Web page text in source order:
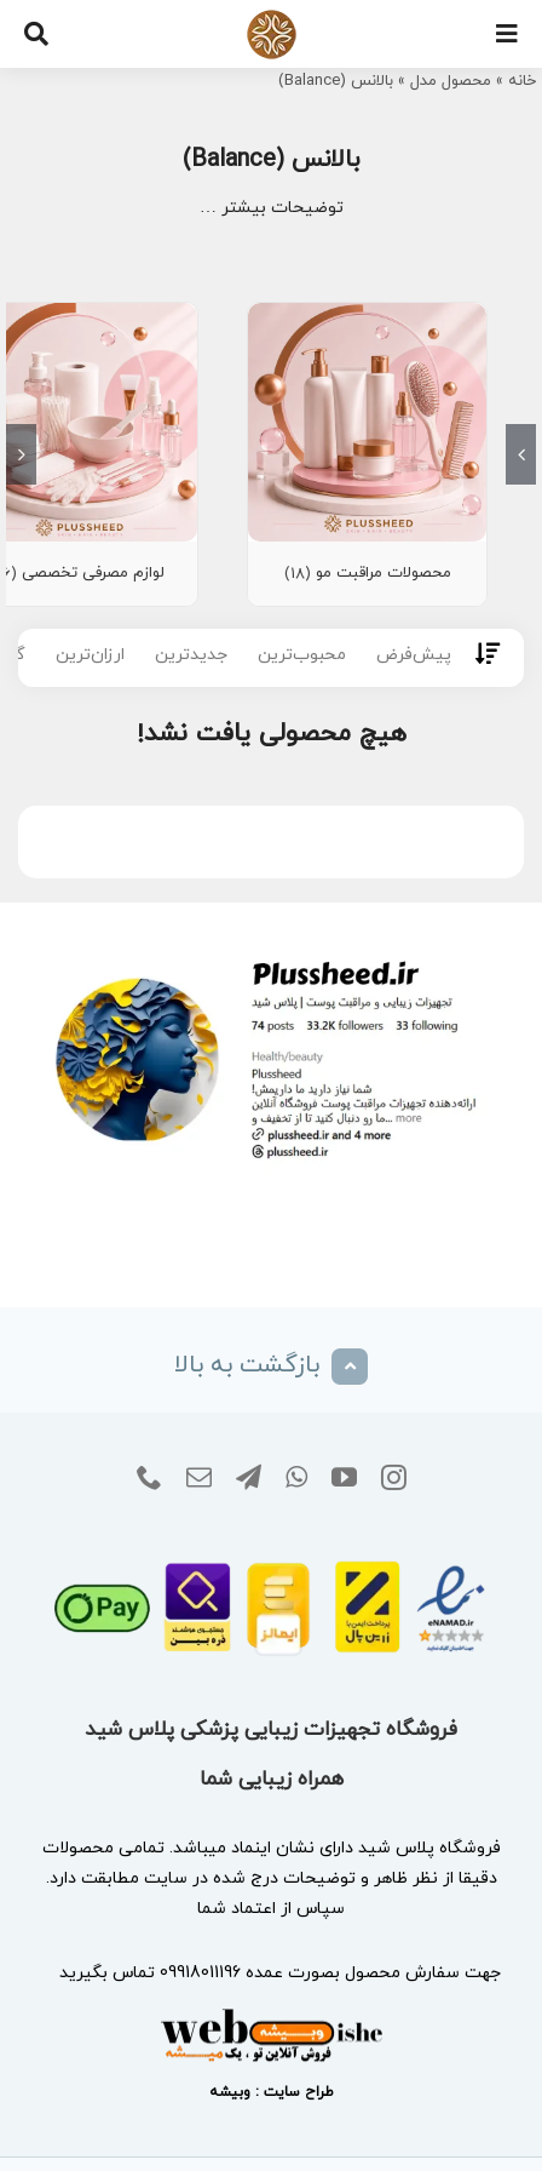
Skip
content
خانه » محصول مدل » بالانس (Balance)
بالانس (Balance)
توضیحات بیشتر …
محصولات مراقبت مو (18) لوازم مصرفی تخصصی (16)
پیش‌فرض محبوب‌ترین جدیدترین ارزان‌ترین
هیچ محصولی یافت نشد!
بازگشت به بالا
فروشگاه تجهیزات زیبایی پزشکی پلاس شید
همراه زیبایی شما
فروشگاه پلاس شید دارای نشان اینماد میباشد. تمامی محصولات
دقیقا از نظر ظاهر و توضیحات درج شده در سایت مطابقت دارد.
سپاس از اعتماد شما
جهت سفارش محصول بصورت عمده 09918011196 تماس بگیرید
طراح سایت : وبیشه